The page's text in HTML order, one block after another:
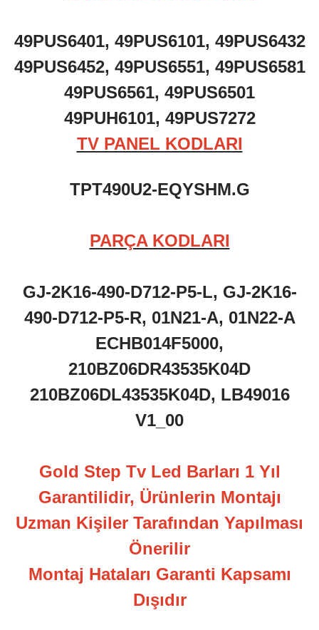
49PUS6401, 49PUS6101, 49PUS6432
49PUS6452, 49PUS6551, 49PUS6581
49PUS6561, 49PUS6501
49PUH6101, 49PUS7272
TV PANEL KODLARI
TPT490U2-EQYSHM.G
PARÇA KODLARI
GJ-2K16-490-D712-P5-L, GJ-2K16-
490-D712-P5-R, 01N21-A, 01N22-A
ECHB014F5000,
210BZ06DR43535K04D
210BZ06DL43535K04D, LB49016
V1_00
Gold Step Tv Led Barları 1 Yıl
Garantilidir, Ürünlerin Montajı
Uzman Kişiler Tarafından Yapılması
Önerilir
Montaj Hataları Garanti Kapsamı
Dışıdır